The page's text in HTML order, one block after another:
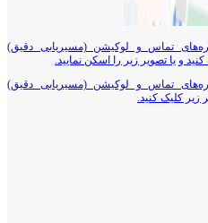
تماس و لوکیشن (مسیریابی دقیق)
و یا تصویر زیر را اسکن نمایید.
تماس و لوکیشن (مسیریابی دقیق)
زیر کلیک کنید.